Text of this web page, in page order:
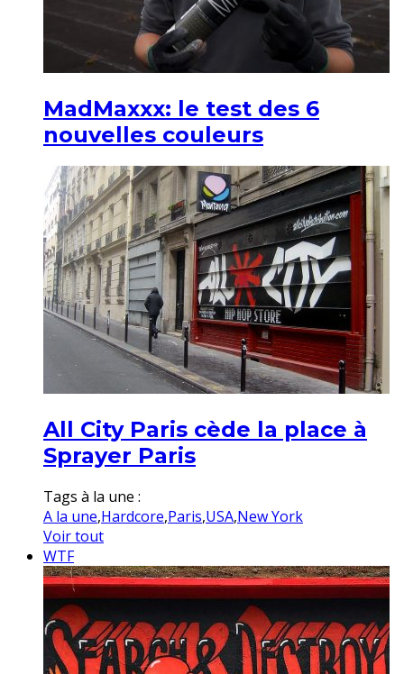
MadMaxxx: le test des 6
nouvelles couleurs
All City Paris cède la place à
Sprayer Paris
Tags à la une :
A la une,Hardcore,Paris,USA,New York
Voir tout
WTF